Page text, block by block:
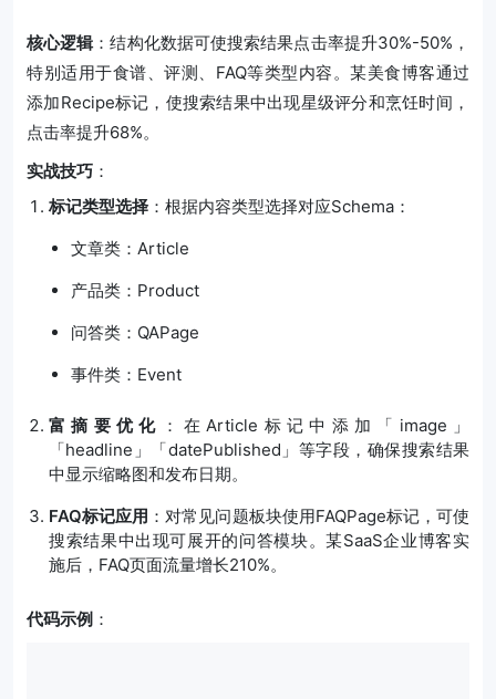
核心逻辑：结构化数据可使搜索结果点击率提升30%-50%，
特别适用于食谱、评测、FAQ等类型内容。某美食博客通过
添加Recipe标记，使搜索结果中出现星级评分和烹饪时间，
点击率提升68%。
实战技巧 ：
标记类型选择 ：根据内容类型选择对应Schema：
文章类：Article
产品类：Product
问答类：QAPage
事件类：Event
富摘要优化 ：在Article标记中添加「image」
「headline」「datePublished」等字段，确保搜索结果
中显示缩略图和发布日期。
FAQ标记应用 ：对常见问题板块使用FAQPage标记，可使
搜索结果中出现可展开的问答模块。某SaaS企业博客实
施后，FAQ页面流量增长210%。
代码示例 ：